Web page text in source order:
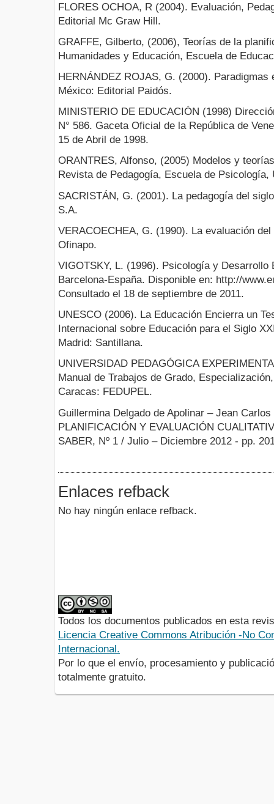
FLORES OCHOA, R (2004). Evaluación,
Editorial Mc Graw Hill.
GRAFFE, Gilberto, (2006), Teorías de la
Humanidades y Educación, Escuela de
HERNÁNDEZ ROJAS, G. (2000).
México: Editorial Paidós.
MINISTERIO DE EDUCACIÓN (1998)
N° 586. Gaceta Oficial de la República de
15 de Abril de 1998.
ORANTRES, Alfonso, (2005) Modelos y
Revista de Pedagogía, Escuela de Psicología,
SACRISTÁN, G. (2001). La pedagogía del
S.A.
VERACOECHEA, G. (1990). La evaluación
Ofinapo.
VIGOTSKY, L. (1996). Psicología y Desarrollo
Barcelona-España. Disponible en: http://
Consultado el 18 de septiembre de 2011.
UNESCO (2006). La Educación Encierra un
Internacional sobre Educación para el Siglo
Madrid: Santillana.
UNIVERSIDAD PEDAGÓGICA
Manual de Trabajos de Grado,
Caracas: FEDUPEL.
Guillermina Delgado de Apolinar – Jean
PLANIFICACIÓN Y EVALUACIÓN
SABER, Nº 1 / Julio – Diciembre 2012 - pp.
Enlaces refback
No hay ningún enlace refback.
Todos los documentos publicados en esta
Licencia Creative Commons Atribución -No
Internacional.
Por lo que el envío, procesamiento y
totalmente gratuito.